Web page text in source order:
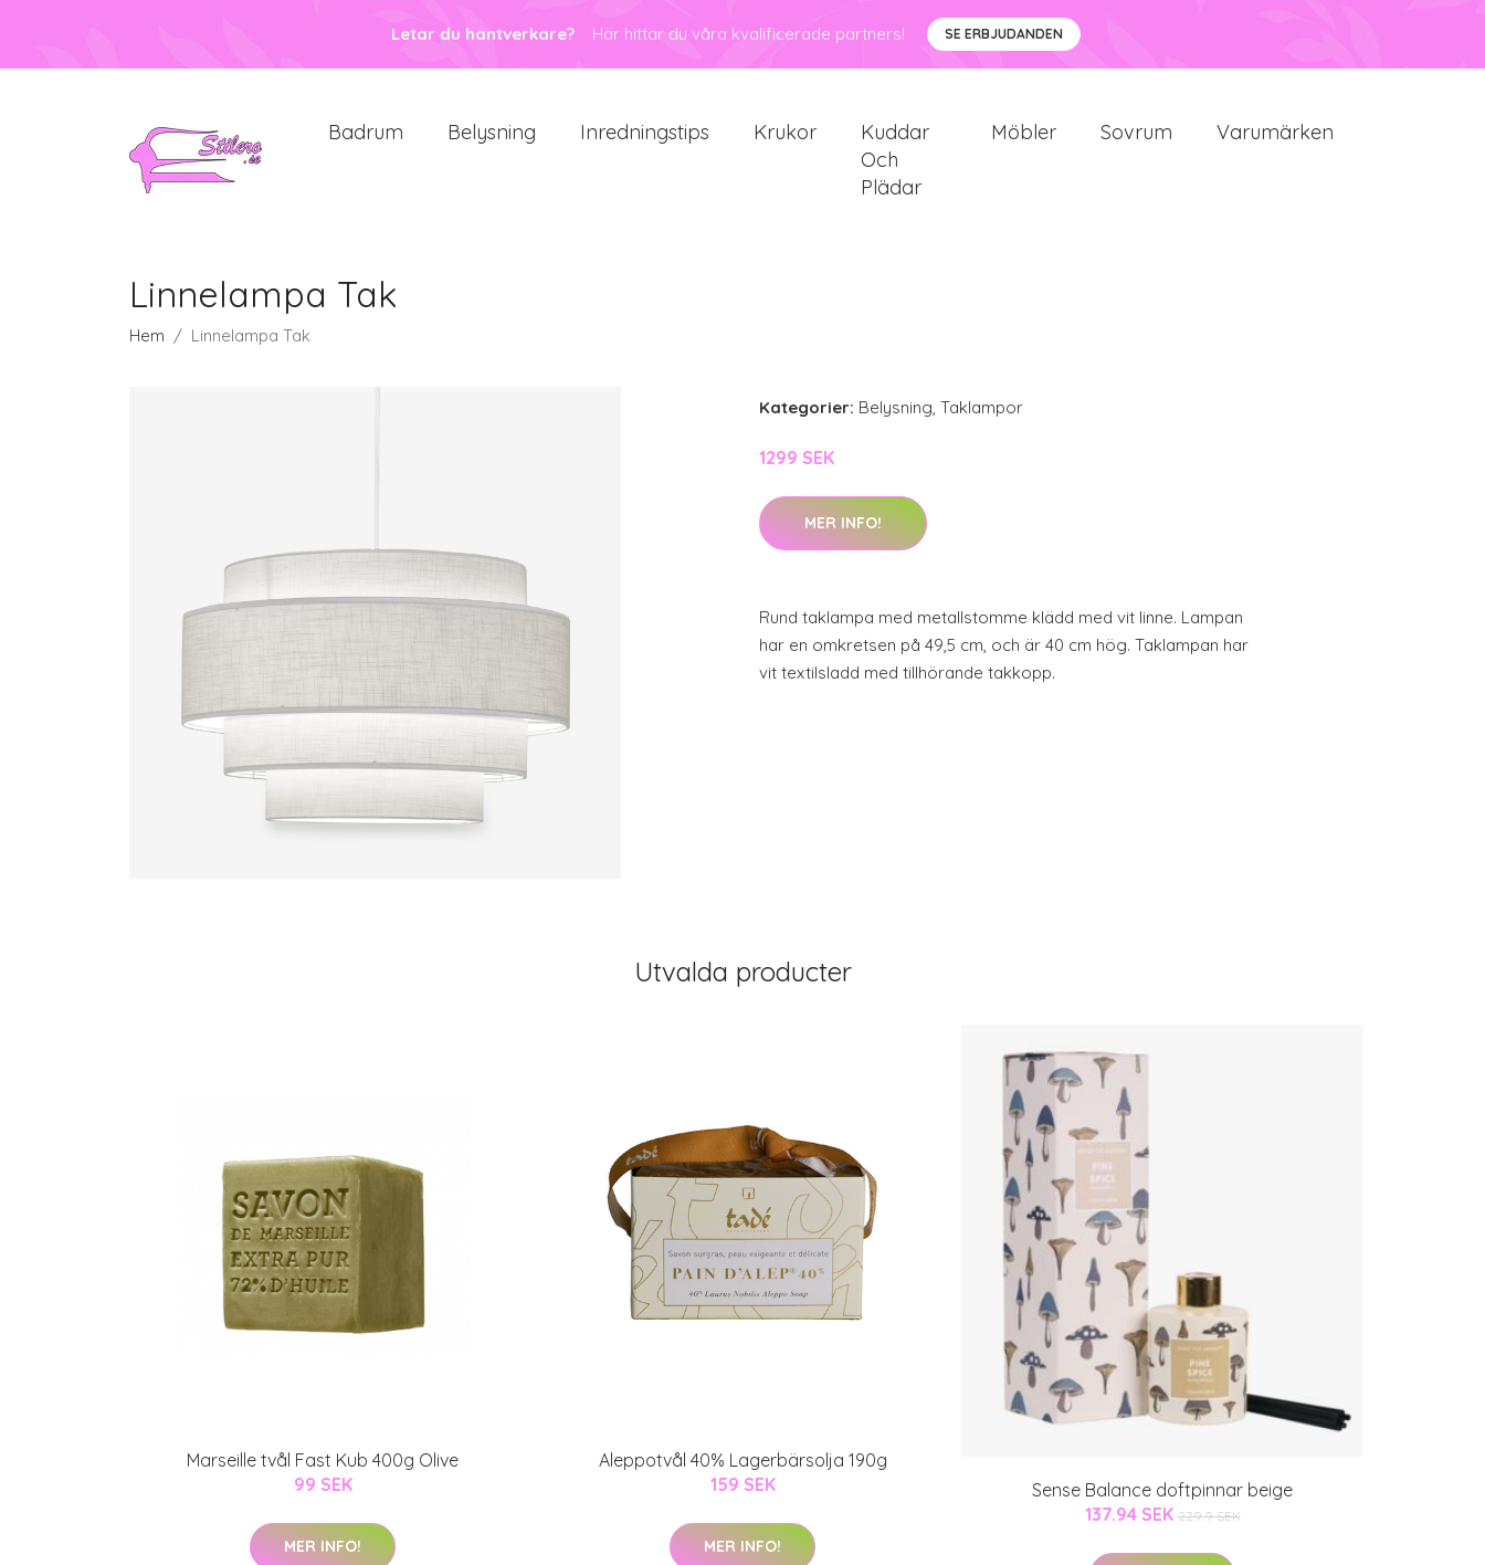
Letar du hantverkare? Här hittar du våra kvalificerade partners! SE ERBJUDANDEN
Badrum Belysning Inredningstips Krukor
Kuddar
Och
Plädar
Möbler Sovrum Varumärken
Linnelampa Tak
Hem Linnelampa Tak
Kategorier: Belysning, Taklampor
1299 SEK
MER INFO!
Rund taklampa med metallstomme klädd med vit linne. Lampan
har en omkretsen på 49,5 cm, och är 40 cm hög. Taklampan har
vit textilsladd med tillhörande takkopp.
Utvalda producter
Marseille tvål Fast Kub 400g Olive
99 SEK
MER INFO!
Aleppotvål 40% Lagerbärsolja 190g
159 SEK
MER INFO!
Sense Balance doftpinnar beige
137.94 SEK 229.9 SEK